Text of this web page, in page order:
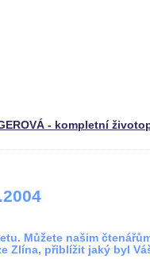
- kompletní
Můžete našim
Zlína, přiblížit jaký byl